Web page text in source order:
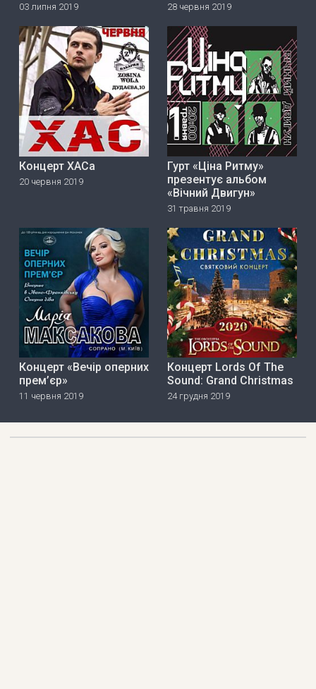
03 липня 2019 28 червня 2019
Концерт ХАСа
20 червня 2019
Гурт «Ціна Ритму»
прeзeнтує альбом
«Вічний Двигун»
31 травня 2019
Концерт «Вечір оперних
прем’єр»
11 червня 2019
Концерт Lords Of The
Sound: Grand Christmas
24 грудня 2019